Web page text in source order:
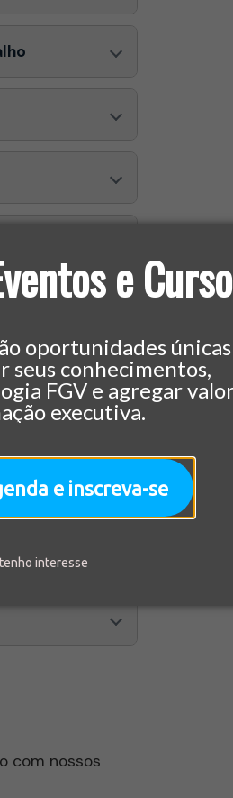
e
oportunidades únicas
seus conhecimentos,
FGV e agregar
executiva.
e inscreva-se
interesse
com nossos